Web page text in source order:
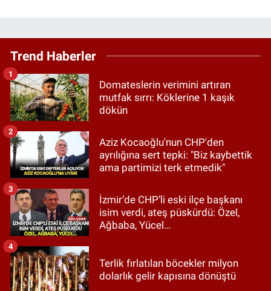
Trend Haberler
Domateslerin verimini artıran
mutfak sırrı: Köklerine 1 kaşık
dökün
1
Aziz Kocaoğlu'nun CHP'den
ayrılığına sert tepki: "Biz kaybettik
ama partimizi terk etmedik"
2
İzmir’de CHP’li eski ilçe başkanı
isim verdi, ateş püskürdü: Özel,
Ağbaba, Yücel…
3
Terlik fırlatılan böcekler milyon
dolarlık gelir kapısına dönüştü
4